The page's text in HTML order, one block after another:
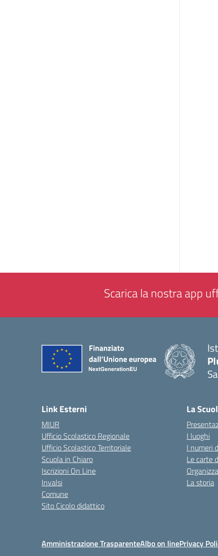
Scarica la nostra app
Link Esterni
MIUR
Ufficio Scolastico Regionale
Ufficio Scolastico Territoriale
Scuola in Chiaro
Iscrizioni On Line
Invalsi
Comune
Sito Cicolo didattico
La
I luoghi
I numeri
Le carte
La storia
Amministrazione TrasparenteAlbo on linePrivacy